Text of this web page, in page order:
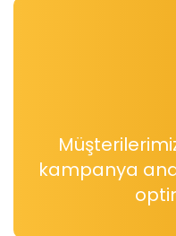
kampanya